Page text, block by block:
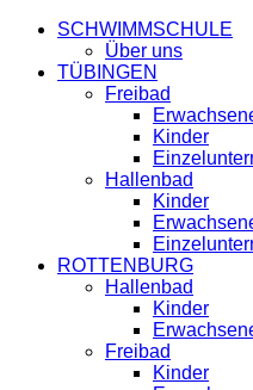
SCHWIMMSCHULE
Über uns
TÜBINGEN
Freibad
Kinder
Hallenbad
Kinder
ROTTENBURG
Hallenbad
Kinder
Freibad
Kinder